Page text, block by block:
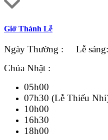
Giờ Thánh Lễ
Ngày Thường : Lễ sáng:
Chúa Nhật :
05h00
07h30 (Lễ Thiếu
10h00
16h30
18h00